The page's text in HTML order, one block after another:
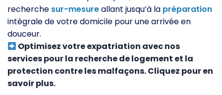
recherche sur-mesureallant jusqu’à la préparation
intégrale de votre domicile pour une arrivée en
douceur.
Optimisez votre expatriation avec nos
services pour la recherche de logement et la
protection contre les malfaçons. Cliquez pour en
savoir plus.